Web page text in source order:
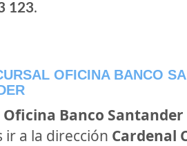
123.
OFICINA BANCO
Oficina Banco Santander
ir a la dirección Cardenal